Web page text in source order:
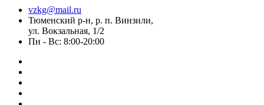
vzkg@mail.ru
Тюменский р-н, р. п. Винзили,
ул. Вокзальная, 1/2
Пн - Вс: 8:00-20:00